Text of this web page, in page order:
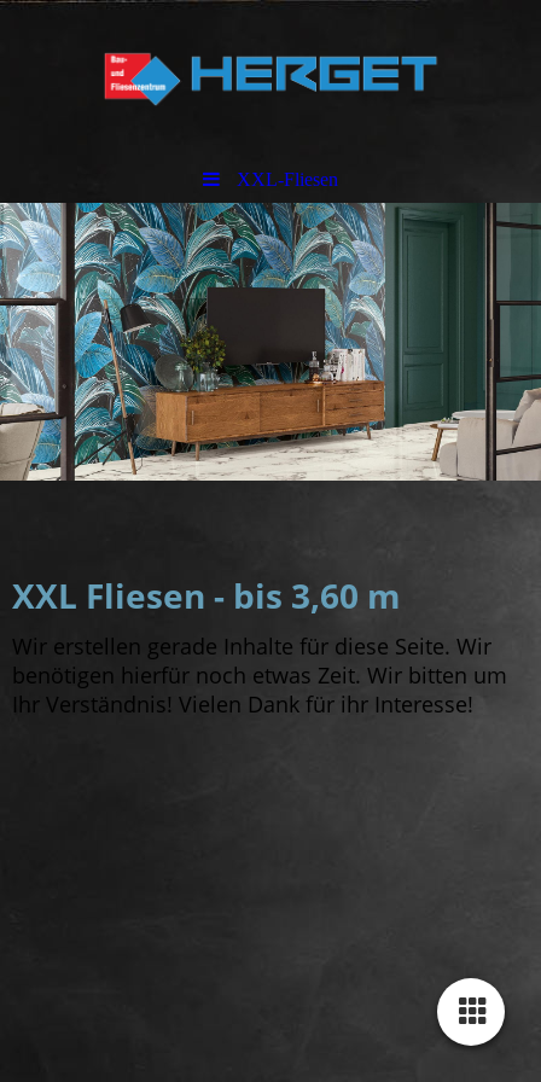
XXL-Fliesen
XXL Fliesen - bis 3,60 m
Wir erstellen gerade Inhalte für diese Seite. Wir
benötigen hierfür noch etwas Zeit. Wir bitten um
Ihr Verständnis! Vielen Dank für ihr Interesse!